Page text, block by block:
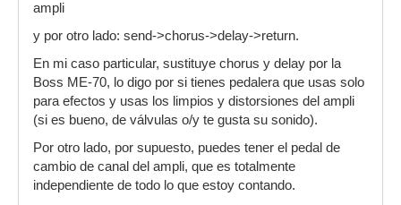
ampli
y por otro lado: send->chorus->delay->return.
En mi caso particular, sustituye chorus y delay por la
Boss ME-70, lo digo por si tienes pedalera que usas solo
para efectos y usas los limpios y distorsiones del ampli
(si es bueno, de válvulas o/y te gusta su sonido).
Por otro lado, por supuesto, puedes tener el pedal de
cambio de canal del ampli, que es totalmente
independiente de todo lo que estoy contando.